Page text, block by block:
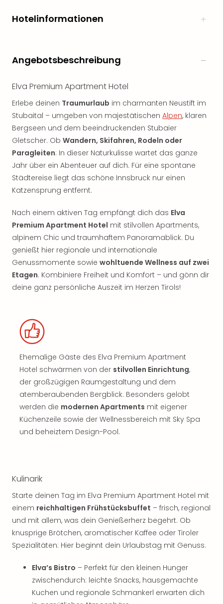
Hotelinformationen
Angebotsbeschreibung
Elva Premium Apartment Hotel
Erlebe deinen Traumurlaub im charmanten Neustift im
Stubaital – umgeben von majestätischen Alpen, klaren
Bergseen und dem beeindruckenden Stubaier
Gletscher. Ob Wandern, Skifahren, Rodeln oder
Paragleiten: In dieser Naturkulisse wartet das ganze
Jahr über ein Abenteuer auf dich. Für eine spontane
Städtereise liegt das schöne Innsbruck nur einen
Katzensprung entfernt.
Nach einem aktiven Tag empfängt dich das Elva
Premium Apartment Hotel mit stilvollen Apartments,
alpinem Chic und traumhaftem Panoramablick. Du
genießt hier regionale und internationale
Genussmomente sowie wohltuende Wellness auf zwei
Etagen. Kombiniere Freiheit und Komfort – und gönn dir
deine ganz persönliche Auszeit im Herzen Tirols!
Ehemalige Gäste des Elva Premium Apartment
Hotel schwärmen von der stilvollen Einrichtung,
der großzügigen Raumgestaltung und dem
atemberaubenden Bergblick. Besonders gelobt
werden die modernen Apartments mit eigener
Küchenzeile sowie der Wellnessbereich mit Sky Spa
und beheiztem Design-Pool.
Kulinarik
Starte deinen Tag im Elva Premium Apartment Hotel mit
einem reichhaltigen Frühstücksbuffet – frisch, regional
und mit allem, was dein Genießerherz begehrt. Ob
knusprige Brötchen, aromatischer Kaffee oder Tiroler
Spezialitäten: Hier beginnt dein Urlaubstag mit Genuss.
Elva’s Bistro – Perfekt für den kleinen Hunger
zwischendurch: leichte Snacks, hausgemachte
Kuchen und regionale Schmankerl erwarten dich